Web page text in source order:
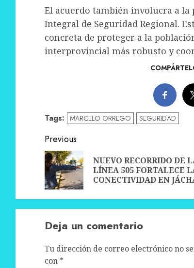
El acuerdo también involucra a la
Integral de Seguridad Regional.
concreta de proteger a la
interprovincial más robusto y
Tags: MARCELO ORREGO SEGURIDAD
Post
navigation
Previous
NUEVO RECORRIDO DE
LÍNEA 505 FORTALECE
CONECTIVIDAD EN
Deja un comentario
Tu dirección de correo electrónico no
con *